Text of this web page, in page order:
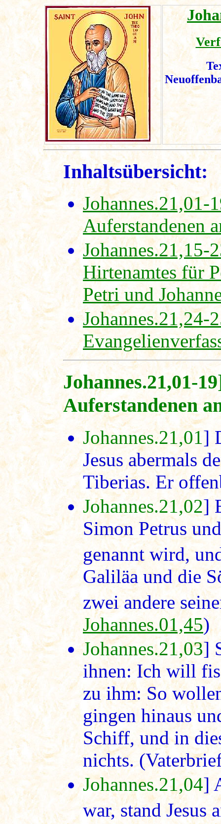
Inhaltsübersicht:
Johannes.21,01-
Auferstandenen
Johannes.21,15-
Hirtenamtes für
Petri und
Johannes.21,24-
Johannes.21,01-
Auferstandenen
Johannes.21,01]
Jesus abermals
Tiberias. Er
Johannes.21,02]
Simon Petrus
genannt wird,
Galiläa und die
zwei andere
Johannes.01,45)
Johannes.21,03]
ihnen: Ich will
zu ihm: So
gingen hinaus
Schiff, und in
nichts.
Johannes.21,04]
war, stand Jesus